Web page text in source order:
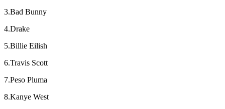
3.Bad Bunny
4.Drake
5.Billie Eilish
6.Travis Scott
7.Peso Pluma
8.Kanye West